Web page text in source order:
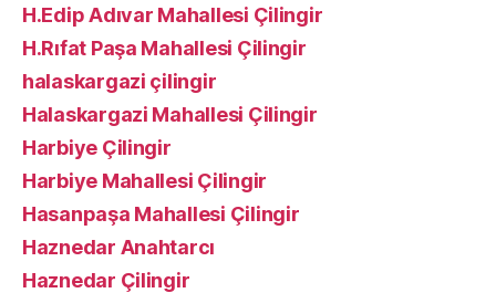
H.Edip Adıvar Mahallesi Çilingir
H.Rıfat Paşa Mahallesi Çilingir
halaskargazi çilingir
Halaskargazi Mahallesi Çilingir
Harbiye Çilingir
Harbiye Mahallesi Çilingir
Hasanpaşa Mahallesi Çilingir
Haznedar Anahtarcı
Haznedar Çilingir